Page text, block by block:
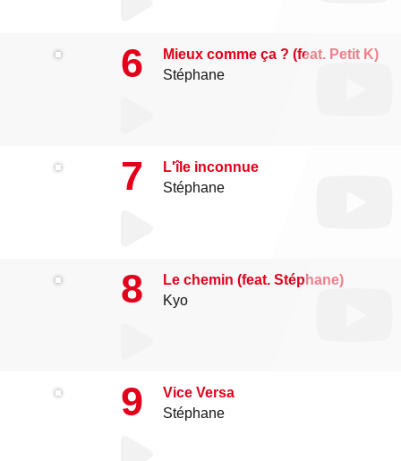
6
Mieux comme ça ? (feat. Petit K)
Stéphane
7
L'île inconnue
Stéphane
8
Le chemin (feat. Stéphane)
Kyo
9
Vice Versa
Stéphane